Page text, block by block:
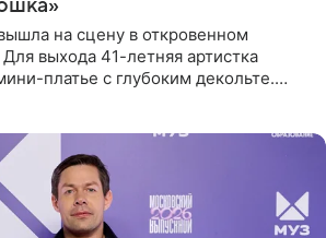
на сцену в откровенном
выхода 41-летняя артистка
платье с глубоким декольте.